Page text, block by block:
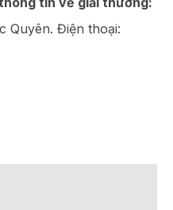
Điện thoại: